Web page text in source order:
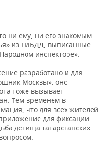
ни ему, ни его знакомым
из ГИБДД, выписанные
инспекторе».
разработано и для
Москвы», оно
тоже вызывает
Тем временем в
что для всех жителей
для фиксации
детища татарстанских